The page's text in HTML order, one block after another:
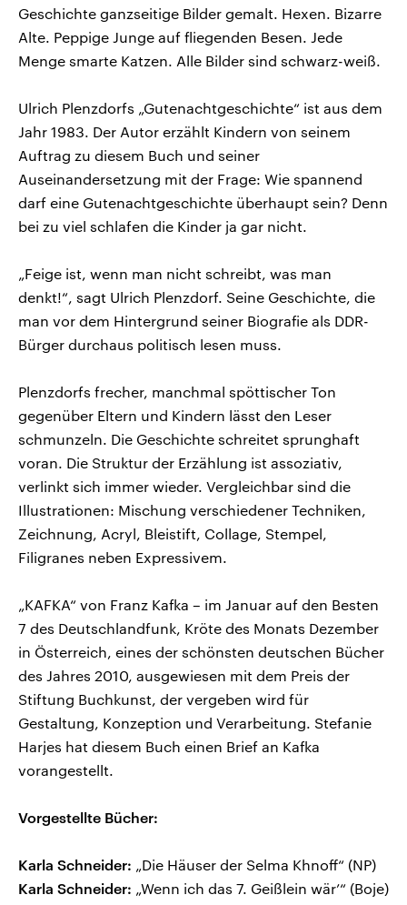
Geschichte ganzseitige Bilder gemalt. Hexen. Bizarre
Alte. Peppige Junge auf fliegenden Besen. Jede
Menge smarte Katzen. Alle Bilder sind schwarz-weiß.
Ulrich Plenzdorfs „Gutenachtgeschichte“ ist aus dem
Jahr 1983. Der Autor erzählt Kindern von seinem
Auftrag zu diesem Buch und seiner
Auseinandersetzung mit der Frage: Wie spannend
darf eine Gutenachtgeschichte überhaupt sein? Denn
bei zu viel schlafen die Kinder ja gar nicht.
„Feige ist, wenn man nicht schreibt, was man
denkt!“, sagt Ulrich Plenzdorf. Seine Geschichte, die
man vor dem Hintergrund seiner Biografie als DDR-
Bürger durchaus politisch lesen muss.
Plenzdorfs frecher, manchmal spöttischer Ton
gegenüber Eltern und Kindern lässt den Leser
schmunzeln. Die Geschichte schreitet sprunghaft
voran. Die Struktur der Erzählung ist assoziativ,
verlinkt sich immer wieder. Vergleichbar sind die
Illustrationen: Mischung verschiedener Techniken,
Zeichnung, Acryl, Bleistift, Collage, Stempel,
Filigranes neben Expressivem.
„KAFKA“ von Franz Kafka – im Januar auf den Besten
7 des Deutschlandfunk, Kröte des Monats Dezember
in Österreich, eines der schönsten deutschen Bücher
des Jahres 2010, ausgewiesen mit dem Preis der
Stiftung Buchkunst, der vergeben wird für
Gestaltung, Konzeption und Verarbeitung. Stefanie
Harjes hat diesem Buch einen Brief an Kafka
vorangestellt.
Vorgestellte Bücher:
Karla Schneider: „Die Häuser der Selma Khnoff“ (NP)
Karla Schneider: „Wenn ich das 7. Geißlein wär’“ (Boje)